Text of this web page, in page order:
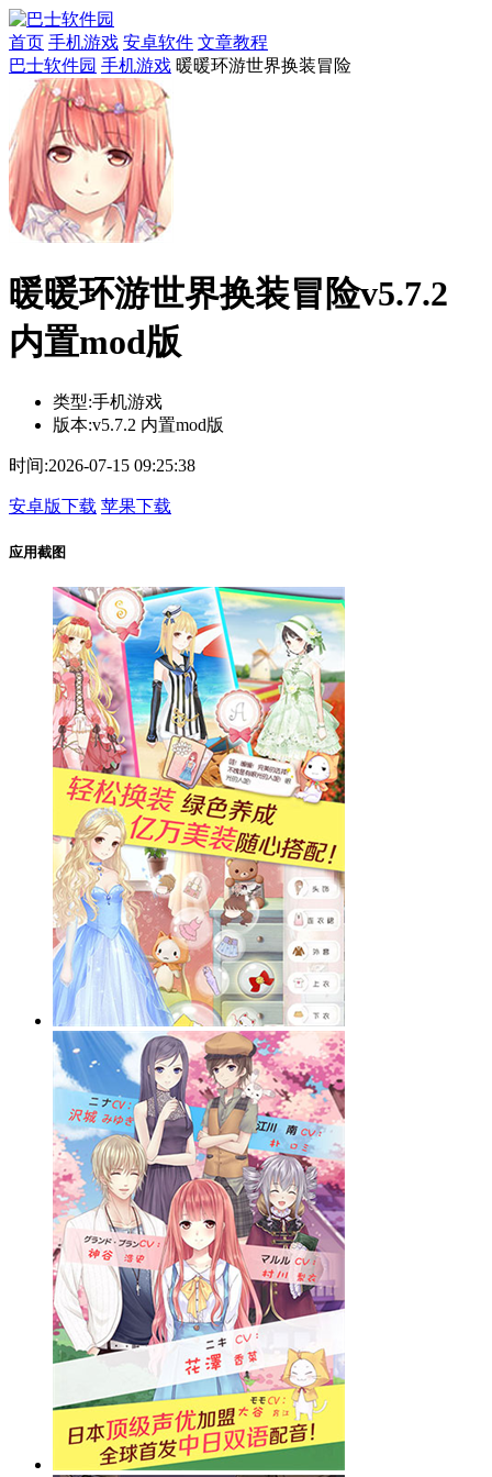
首页 手机游戏 安卓软件 文章教程
巴士软件园 手机游戏 暖暖环游世界换装冒险
暖暖环游世界换装冒险v5.7.2
内置mod版
类型:手机游戏
版本:v5.7.2 内置mod版
时间:2026-07-15 09:25:38
安卓版下载 苹果下载
应用截图